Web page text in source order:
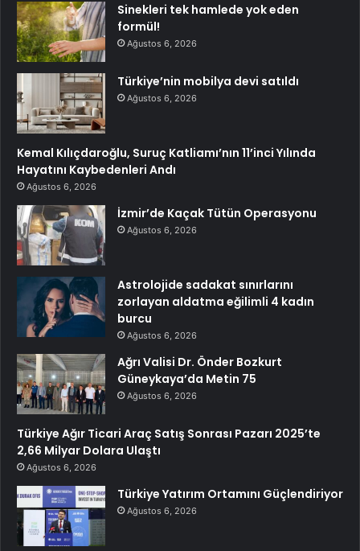
Sinekleri tek hamlede yok eden
formül!
Ağustos 6, 2026
Türkiye’nin mobilya devi satıldı
Ağustos 6, 2026
Kemal Kılıçdaroğlu, Suruç Katliamı’nın 11’inci Yılında
Hayatını Kaybedenleri Andı
Ağustos 6, 2026
İzmir’de Kaçak Tütün Operasyonu
Ağustos 6, 2026
Astrolojide sadakat sınırlarını
zorlayan aldatma eğilimli 4 kadın
burcu
Ağustos 6, 2026
Ağrı Valisi Dr. Önder Bozkurt
Güneykaya’da Metin 75
Ağustos 6, 2026
Türkiye Ağır Ticari Araç Satış Sonrası Pazarı 2025’te
2,66 Milyar Dolara Ulaştı
Ağustos 6, 2026
Türkiye Yatırım Ortamını Güçlendiriyor
Ağustos 6, 2026